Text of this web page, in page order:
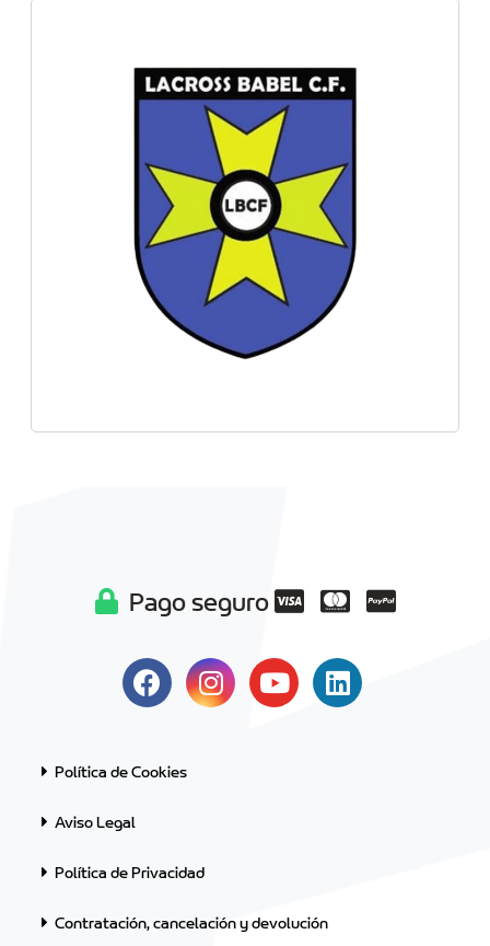
Pago seguro
Política de Cookies
Aviso Legal
Política de Privacidad
Contratación, cancelación y devolución